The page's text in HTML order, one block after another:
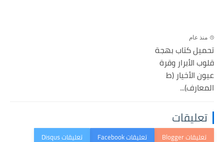
منذ عام
تحميل كتاب بهجة
قلوب الأبرار وقرة
عيون الأخيار (ط
المعارف)...
تعليقات